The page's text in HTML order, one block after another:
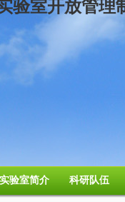
验室开放管理
实验室简介 科研队伍